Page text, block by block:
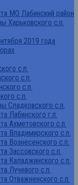
МО Лабинский район
Харьковского с.п.
2019 года
с.п.
с.п.
с.п.
с.п.
Сладковского с.п.
Лабинского г.п.
Ахметовского с.п.
Владимирского с.п.
Вознесенского с.п.
Зассовского с.п.
Каладжинского с.п.
Лучевого с.п.
Отважненского с.п.